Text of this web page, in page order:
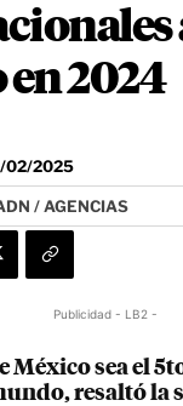
2024
02/2025
/ AGENCIAS
Publicidad - LB2 -
México sea el
resaltó la